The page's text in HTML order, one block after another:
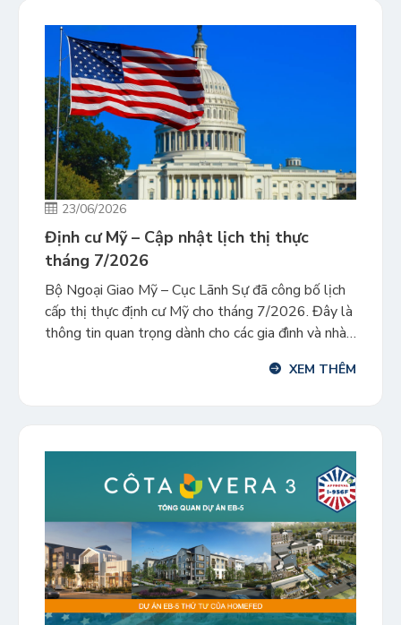
23/06/2026
Định cư Mỹ – Cập nhật lịch thị thực
tháng 7/2026
Bộ Ngoại Giao Mỹ – Cục Lãnh Sự đã công bố lịch
cấp thị thực định cư Mỹ cho tháng 7/2026. Đây là
thông tin quan trọng dành cho các gia đình và nhà
Lãnh Gia Đình Các diện bảo lãnh gồm: […]XEM THÊM